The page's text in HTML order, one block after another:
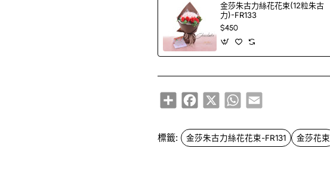
金莎朱古力絲花花束(12粒朱古
力)-FR133
$450
ShareFacebook
X WhatsApp
Email
標籤: 金莎朱古力絲花花束-FR131 金莎花束